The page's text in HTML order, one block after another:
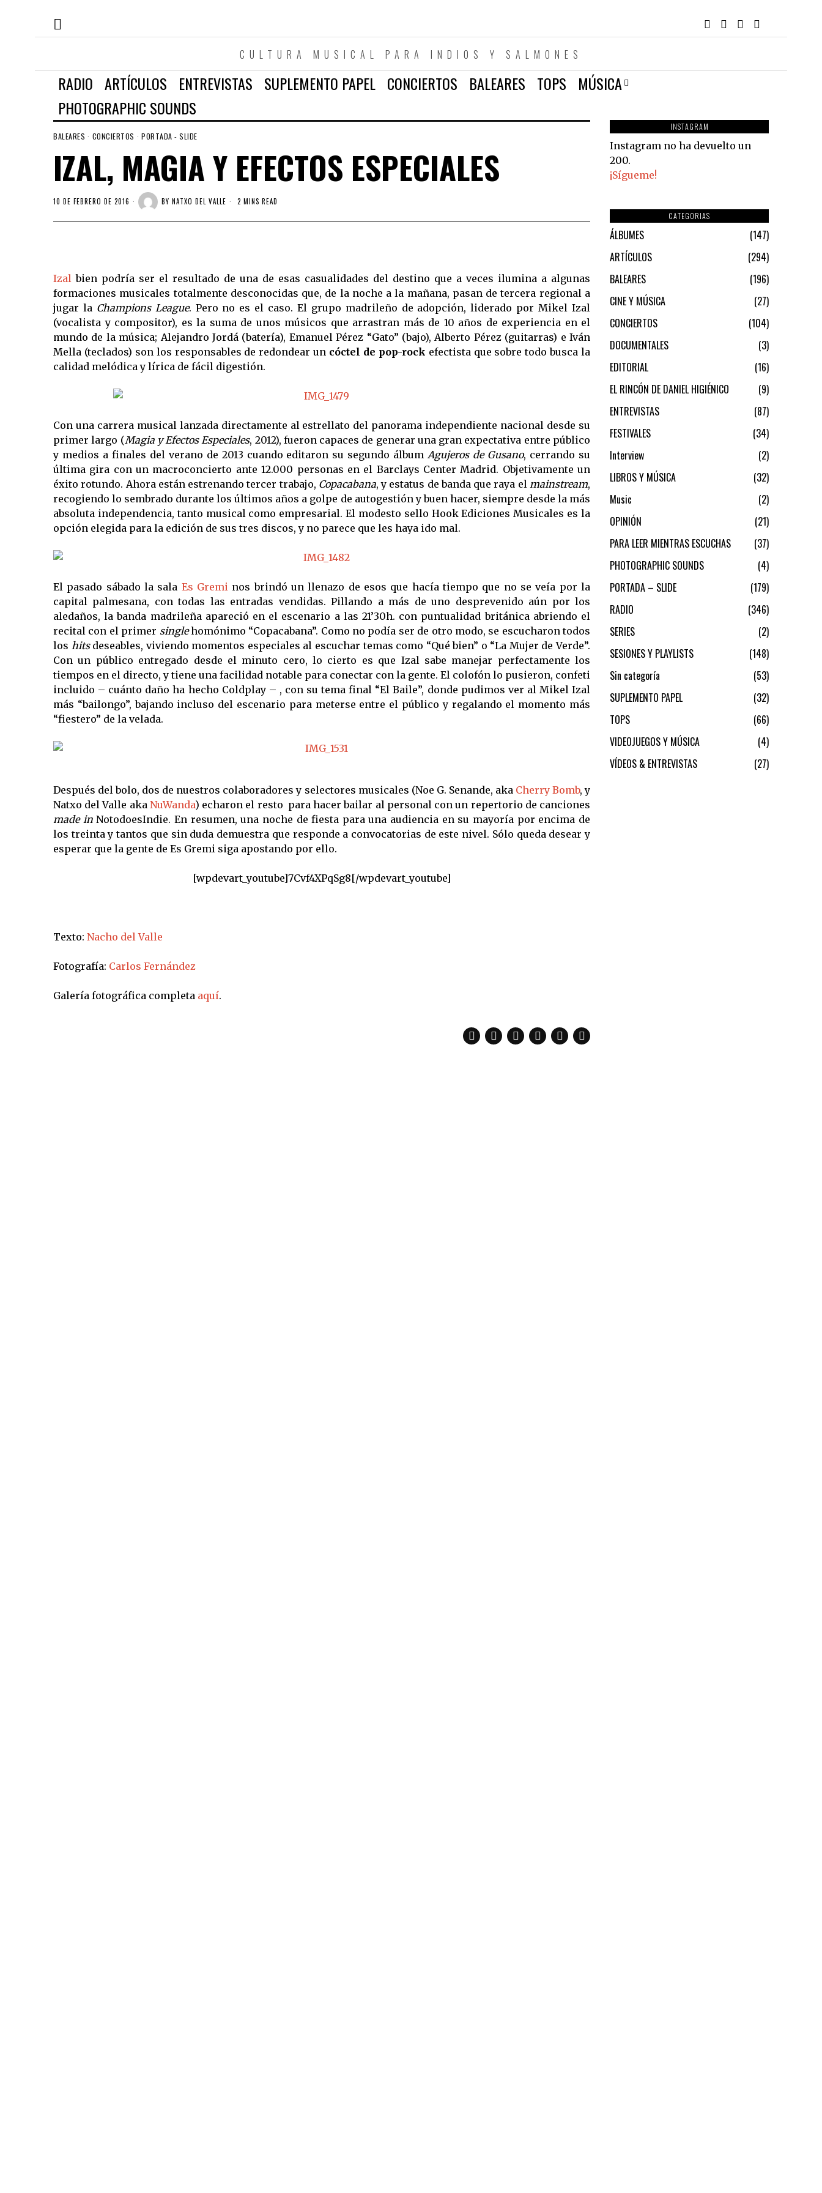
CULTURA MUSICAL PARA INDIOS Y SALMONES
RADIO ARTÍCULOS ENTREVISTAS SUPLEMENTO PAPEL CONCIERTOS BALEARES TOPS
MÚSICA
PHOTOGRAPHIC SOUNDS
BALEARES · CONCIERTOS · PORTADA - SLIDE
IZAL, MAGIA Y EFECTOS ESPECIALES
10 DE FEBRERO DE 2016 BY NATXO DEL VALLE 2 MINS READ
Izalbien podría ser el resultado de una de esas casualidades del destino que a veces ilumina a algunas
formaciones musicales totalmente desconocidas que, de la noche a la mañana, pasan de tercera regional a
jugar la Champions League. Pero no es el caso. El grupo madrileño de adopción, liderado por Mikel Izal
(vocalista y compositor), es la suma de unos músicos que arrastran más de 10 años de experiencia en el
mundo de la música; Alejandro Jordá (batería), Emanuel Pérez “Gato” (bajo), Alberto Pérez (guitarras) e Iván
Mella (teclados) son los responsables de redondear un cóctel de pop-rock efectista que sobre todo busca la
calidad melódica y lírica de fácil digestión.
Con una carrera musical lanzada directamente al estrellato del panorama independiente nacional desde su
primer largo (Magia y Efectos Especiales, 2012), fueron capaces de generar una gran expectativa entre público
y medios a finales del verano de 2013 cuando editaron su segundo álbum Agujeros de Gusano, cerrando su
última gira con un macroconcierto ante 12.000 personas en el Barclays Center Madrid. Objetivamente un
éxito rotundo. Ahora están estrenando tercer trabajo, Copacabana, y estatus de banda que raya el mainstream,
recogiendo lo sembrado durante los últimos años a golpe de autogestión y buen hacer, siempre desde la más
absoluta independencia, tanto musical como empresarial. El modesto sello Hook Ediciones Musicales es la
opción elegida para la edición de sus tres discos, y no parece que les haya ido mal.
El pasado sábado la sala Es Gremi nos brindó un llenazo de esos que hacía tiempo que no se veía por la
capital palmesana, con todas las entradas vendidas. Pillando a más de uno desprevenido aún por los
aledaños, la banda madrileña apareció en el escenario a las 21’30h. con puntualidad británica abriendo el
recital con el primer singlehomónimo “Copacabana”. Como no podía ser de otro modo, se escucharon todos
los hits deseables, viviendo momentos especiales al escuchar temas como “Qué bien” o “La Mujer de Verde”.
Con un público entregado desde el minuto cero, lo cierto es que Izal sabe manejar perfectamente los
tiempos en el directo, y tiene una facilidad notable para conectar con la gente. El colofón lo pusieron, confeti
incluido – cuánto daño ha hecho Coldplay – , con su tema final “El Baile”, donde pudimos ver al Mikel Izal
más “bailongo”, bajando incluso del escenario para meterse entre el público y regalando el momento más
“fiestero” de la velada.
Después del bolo, dos de nuestros colaboradores y selectores musicales (Noe G. Senande, aka Cherry Bomb, y
Natxo del Valle aka NuWanda) echaron el resto para hacer bailar al personal con un repertorio de canciones
made inNotodoesIndie. En resumen, una noche de fiesta para una audiencia en su mayoría por encima de
los treinta y tantos que sin duda demuestra que responde a convocatorias de este nivel. Sólo queda desear y
esperar que la gente de Es Gremi siga apostando por ello.
[wpdevart_youtube]7Cvf4XPqSg8[/wpdevart_youtube]
Texto: Nacho del Valle
Fotografía: Carlos Fernández
Galería fotográfica completa aquí.
INSTAGRAM
Instagram no ha devuelto un
200.
¡Sígueme!
CATEGORIAS
ÁLBUMES
147
ARTÍCULOS
294
BALEARES
196
CINE Y MÚSICA
27
CONCIERTOS
104
DOCUMENTALES
3
EDITORIAL
16
EL RINCÓN DE DANIEL HIGIÉNICO
9
ENTREVISTAS
87
FESTIVALES
34
Interview
2
LIBROS Y MÚSICA
32
Music
2
OPINIÓN
21
PARA LEER MIENTRAS ESCUCHAS
37
PHOTOGRAPHIC SOUNDS
4
PORTADA – SLIDE
179
RADIO
346
SERIES
2
SESIONES Y PLAYLISTS
148
Sin categoría
53
SUPLEMENTO PAPEL
32
TOPS
66
VIDEOJUEGOS Y MÚSICA
4
VÍDEOS & ENTREVISTAS
27